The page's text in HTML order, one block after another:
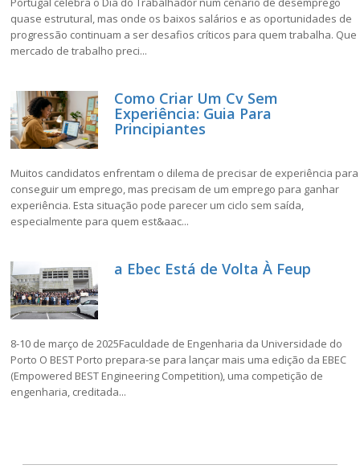
quase estrutural, mas onde os baixos salários e as oportunidades de
progressão continuam a ser desafios críticos para quem trabalha. Que
mercado de trabalho preci...
Como Criar Um Cv Sem
Experiência: Guia Para
Principiantes
Muitos candidatos enfrentam o dilema de precisar de experiência para
conseguir um emprego, mas precisam de um emprego para ganhar
experiência. Esta situação pode parecer um ciclo sem saída,
especialmente para quem est&aac...
a Ebec Está de Volta À Feup
8-10 de março de 2025Faculdade de Engenharia da Universidade do
Porto O BEST Porto prepara-se para lançar mais uma edição da EBEC
(Empowered BEST Engineering Competition), uma competição de
engenharia, creditada...